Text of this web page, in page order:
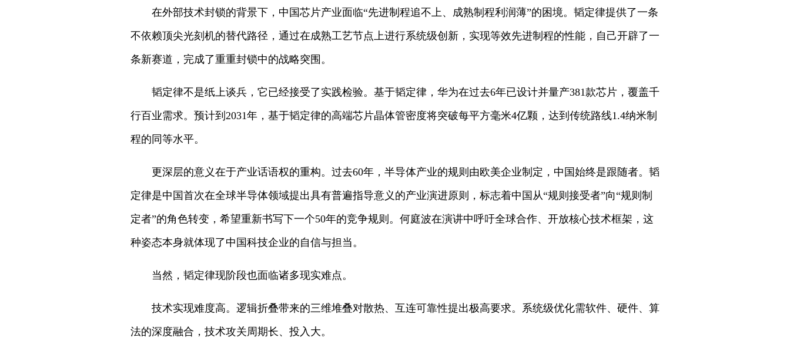
在外部技术封锁的背景下，中国芯片产业面临“先进制程追不上、成熟制程利润薄”的困境。韬定律提供了一条
不依赖顶尖光刻机的替代路径，通过在成熟工艺节点上进行系统级创新，实现等效先进制程的性能，自己开辟了一
条新赛道，完成了重重封锁中的战略突围。
韬定律不是纸上谈兵，它已经接受了实践检验。基于韬定律，华为在过去6年已设计并量产381款芯片，覆盖千
行百业需求。预计到2031年，基于韬定律的高端芯片晶体管密度将突破每平方毫米4亿颗，达到传统路线1.4纳米制
程的同等水平。
更深层的意义在于产业话语权的重构。过去60年，半导体产业的规则由欧美企业制定，中国始终是跟随者。韬
定律是中国首次在全球半导体领域提出具有普遍指导意义的产业演进原则，标志着中国从“规则接受者”向“规则制
定者”的角色转变，希望重新书写下一个50年的竞争规则。何庭波在演讲中呼吁全球合作、开放核心技术框架，这
种姿态本身就体现了中国科技企业的自信与担当。
当然，韬定律现阶段也面临诸多现实难点。
技术实现难度高。逻辑折叠带来的三维堆叠对散热、互连可靠性提出极高要求。系统级优化需软件、硬件、算
法的深度融合，技术攻关周期长、投入大。